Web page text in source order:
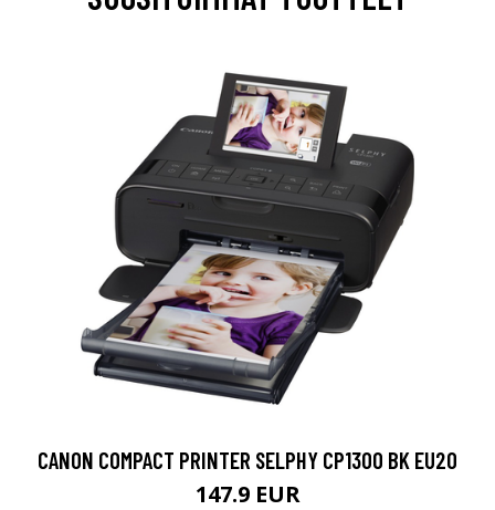
CANON COMPACT PRINTER SELPHY CP1300 BK EU20
147.9 EUR